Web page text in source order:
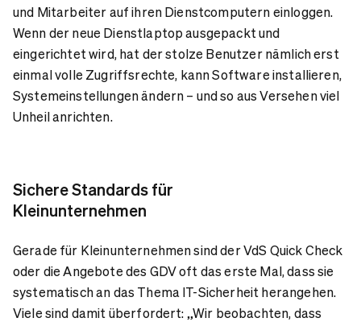
und Mitarbeiter auf ihren Dienstcomputern einloggen.
Wenn der neue Dienstlaptop ausgepackt und
eingerichtet wird, hat der stolze Benutzer nämlich erst
einmal volle Zugriffsrechte, kann Software installieren,
Systemeinstellungen ändern – und so aus Versehen viel
Unheil anrichten.
Sichere Standards für
Kleinunternehmen
Gerade für Kleinunternehmen sind der VdS Quick Check
oder die Angebote des GDV oft das erste Mal, dass sie
systematisch an das Thema IT-Sicherheit herangehen.
Viele sind damit überfordert: „Wir beobachten, dass